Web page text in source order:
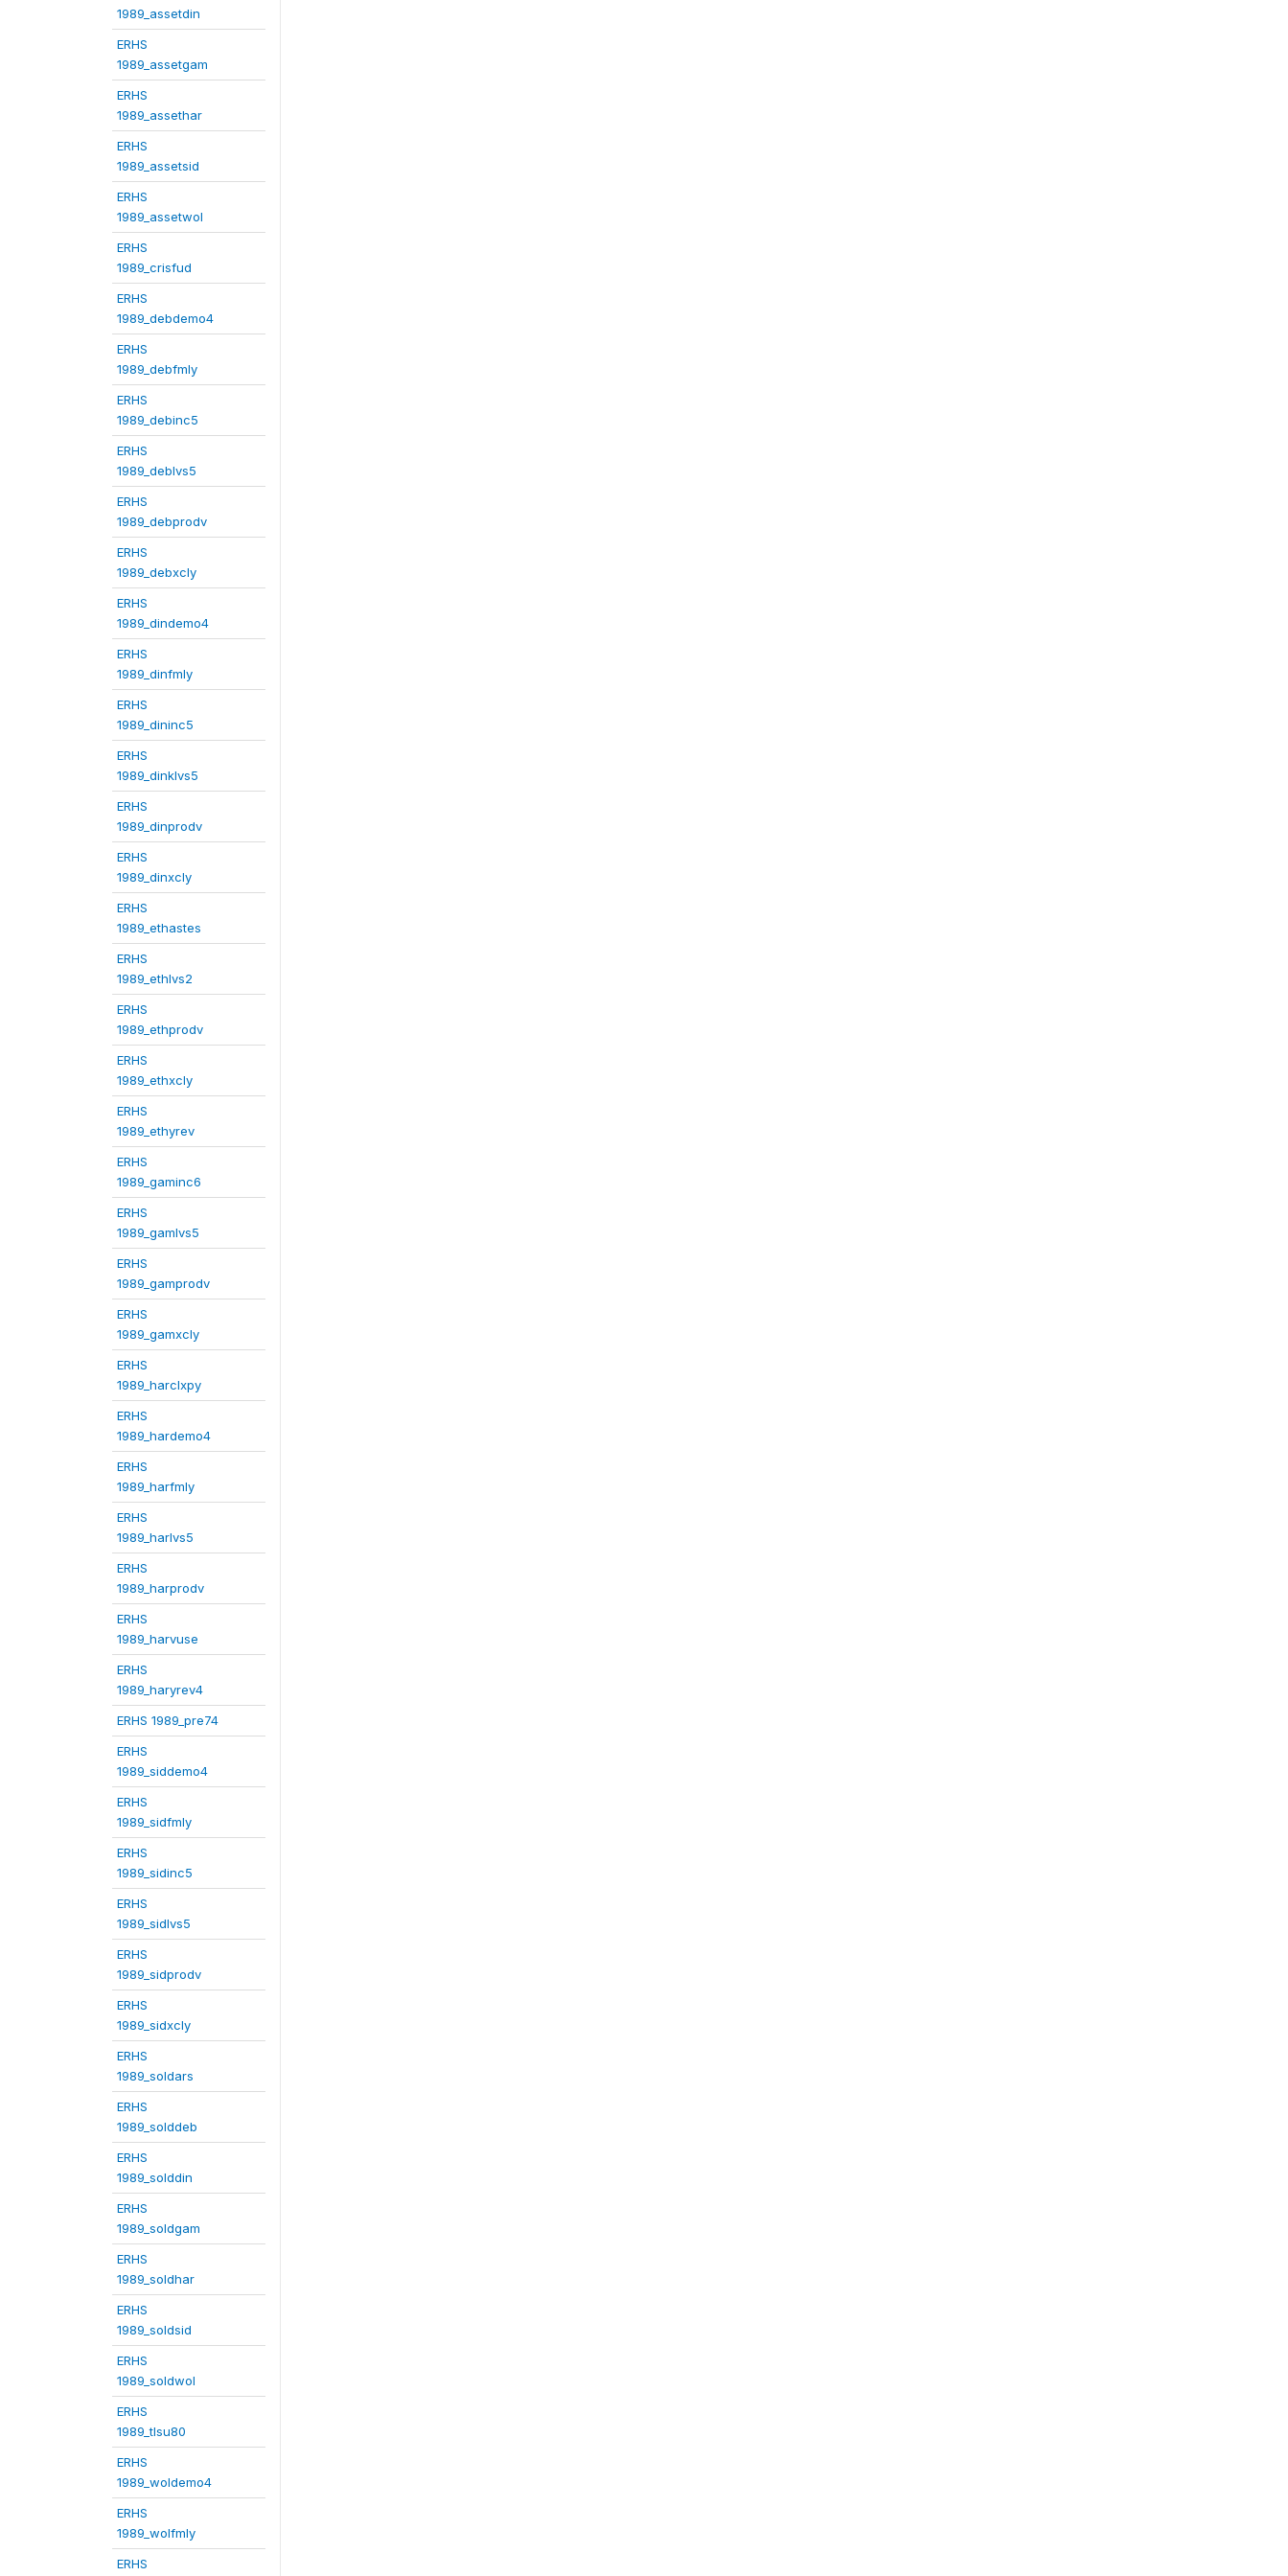
1989_assetdin
ERHS
1989_assetgam
ERHS
1989_assethar
ERHS
1989_assetsid
ERHS
1989_assetwol
ERHS
1989_crisfud
ERHS
1989_debdemo4
ERHS
1989_debfmly
ERHS
1989_debinc5
ERHS
1989_deblvs5
ERHS
1989_debprodv
ERHS
1989_debxcly
ERHS
1989_dindemo4
ERHS
1989_dinfmly
ERHS
1989_dininc5
ERHS
1989_dinklvs5
ERHS
1989_dinprodv
ERHS
1989_dinxcly
ERHS
1989_ethastes
ERHS
1989_ethlvs2
ERHS
1989_ethprodv
ERHS
1989_ethxcly
ERHS
1989_ethyrev
ERHS
1989_gaminc6
ERHS
1989_gamlvs5
ERHS
1989_gamprodv
ERHS
1989_gamxcly
ERHS
1989_harclxpy
ERHS
1989_hardemo4
ERHS
1989_harfmly
ERHS
1989_harlvs5
ERHS
1989_harprodv
ERHS
1989_harvuse
ERHS
1989_haryrev4
ERHS 1989_pre74
ERHS
1989_siddemo4
ERHS
1989_sidfmly
ERHS
1989_sidinc5
ERHS
1989_sidlvs5
ERHS
1989_sidprodv
ERHS
1989_sidxcly
ERHS
1989_soldars
ERHS
1989_solddeb
ERHS
1989_solddin
ERHS
1989_soldgam
ERHS
1989_soldhar
ERHS
1989_soldsid
ERHS
1989_soldwol
ERHS
1989_tlsu80
ERHS
1989_woldemo4
ERHS
1989_wolfmly
ERHS